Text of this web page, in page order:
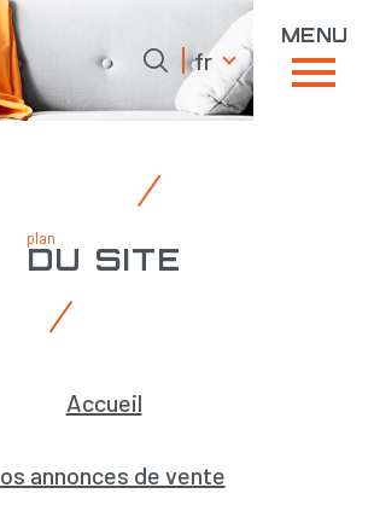
menu
Langue
fr
0 Langue
fr
plan
du site
Accueil
annonces de vente